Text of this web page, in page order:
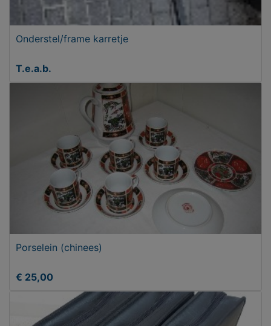
Onderstel/frame karretje
T.e.a.b.
Porselein (chinees)
€ 25,00